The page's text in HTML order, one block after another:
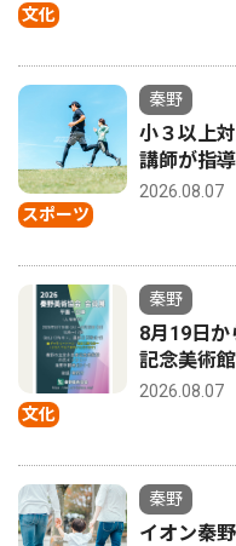
文化
スポーツ
秦野
小３以上
講師が指導
2026.08.07
文化
秦野
8月19日
記念美術
2026.08.07
秦野
イオン秦